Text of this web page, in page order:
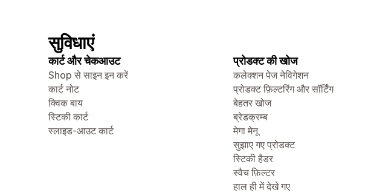
सुविधाएं
कार्ट और चेकआउट
Shop से साइन इन करें
कार्ट नोट
क्विक बाय
स्टिकी कार्ट
स्लाइड-आउट कार्ट
प्रोडक्ट की खोज
कलेक्शन पेज नेविगेशन
प्रोडक्ट फ़िल्टरिंग और सॉर्टिंग
बेहतर खोज
ब्रेडक्रम्ब
मेगा मेनू
सुझाए गए प्रोडक्ट
स्टिकी हैडर
स्वैच फ़िल्टर
हाल ही में देखे गए